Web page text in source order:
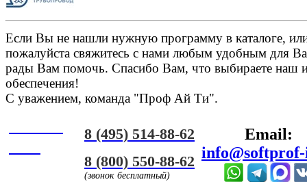
Если Вы не нашли нужную программу в каталоге,
пожалуйста свяжитесь с нами любым удобным для
рады Вам помочь. Спасибо Вам, что выбираете наш
обеспечения!
С уважением, команда "Проф Ай Ти".
8 (495) 514-88-62
8 (800) 550-88-62
(звонок бесплатный)
Email: